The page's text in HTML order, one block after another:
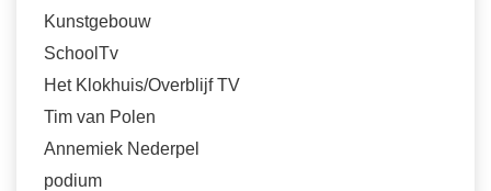
Kunstgebouw
SchoolTv
Het Klokhuis/Overblijf TV
Tim van Polen
Annemiek Nederpel
podium